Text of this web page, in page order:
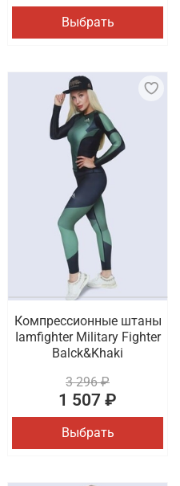
Выбрать
Компрессионные штаны
Iamfighter Military Fighter
Balck&Khaki
3 296 ₽
1 507 ₽
Выбрать